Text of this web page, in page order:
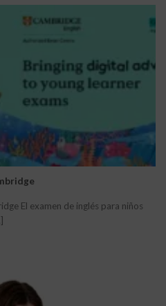
El examen de inglés para niños